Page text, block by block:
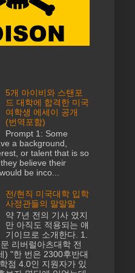
5개 아이비와 스탠포
드 대학에 합격한 미국
여학생 에세이 공개
(번역포함)
Prompt 1: Some
a background,
or talent that is so
believe their
be inco...
전/현직 미국대학 입학
사정관들의 말말말
약 7년 전의 기사 였지
만 아직도 적용되는 얘
기이므로 소개한다. 1.
리버럴아츠대학 전
) "한 번은 2300후반대
점 4.0인 지원자가 있